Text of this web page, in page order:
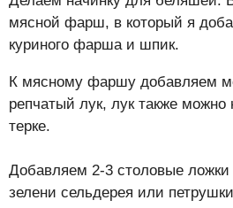
мясной фарш, в который я
куриного фарша и шпик.
К мясному фаршу добавляем
репчатый лук, лук также можно
терке.
Добавляем 2-3 столовые ложки
зелени сельдерея или